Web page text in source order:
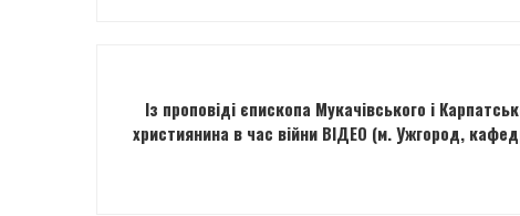
Із проповіді єпископа Мукачівського і
християнина в час війни ВІДЕО (м. Ужгород,